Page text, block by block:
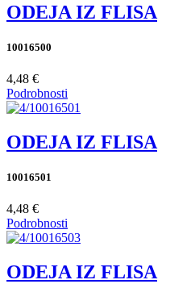
ODEJA IZ FLISA
10016500
4,48 €
Podrobnosti
ODEJA IZ FLISA
10016501
4,48 €
Podrobnosti
ODEJA IZ FLISA